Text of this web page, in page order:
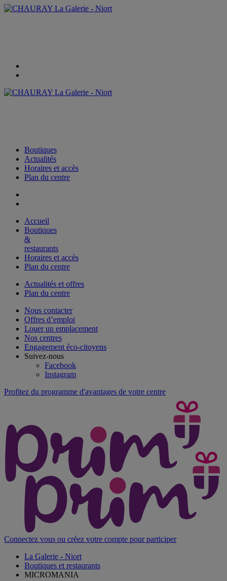
Boutiques
Actualités
Horaires et accès
Plan du centre
Accueil
Boutiques
&
restaurants
Horaires et accès
Plan du centre
Actualités et offres
Plan du centre
Nous contacter
Offres d’emploi
Louer un emplacement
Nos centres
Engagement éco-citoyens
Suivez-nous
Facebook
Instagram
Profitez du programme d'avantages de votre centre
Connectez vous ou créez votre compte pour participer
La Galerie - Niort
Boutiques et restaurants
MICROMANIA